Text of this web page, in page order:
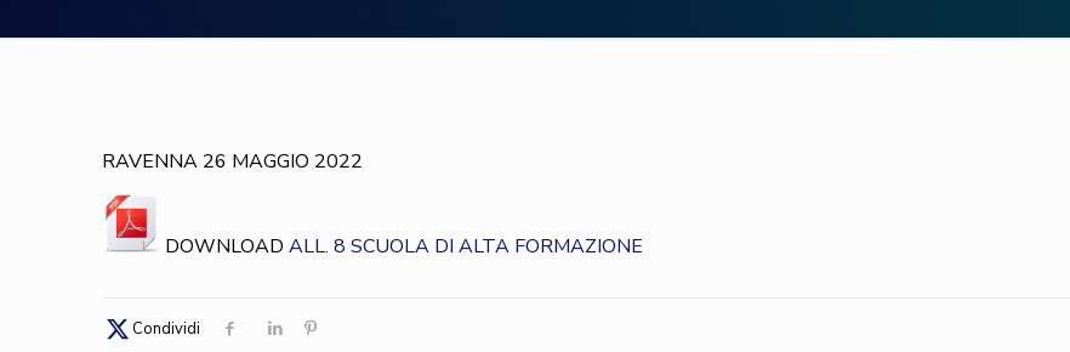
RAVENNA 26 MAGGIO 2022
DOWNLOAD ALL. 8 SCUOLA DI ALTA FORMAZIONE
Condividi